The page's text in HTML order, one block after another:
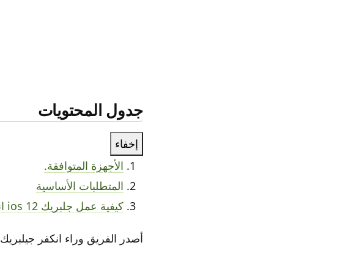
جدول المحتويات
إخفاء
الأجهزة المتوافقة.
المتطلبات الأساسية
كيفية عمل جلبريك ios 12 انكفر
أصدر الفريق وراء انكفر جيلبريك iOS 12 – iOS 13.5 لجميع أجهزة الايفون و الايباد.